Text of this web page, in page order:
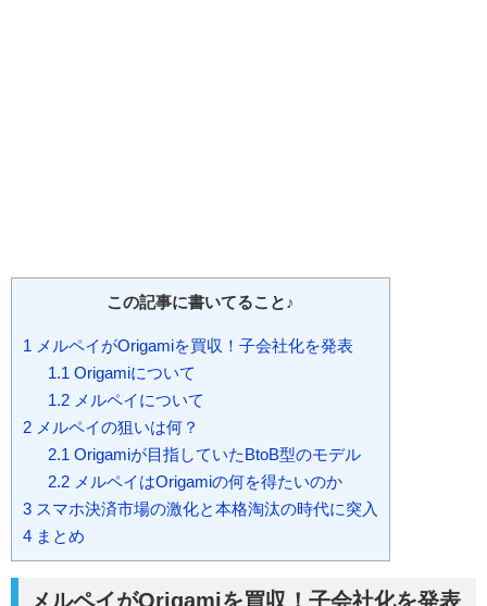
この記事に書いてること♪
1 メルペイがOrigamiを買収！子会社化を発表
1.1 Origamiについて
1.2メルペイについて
2 メルペイの狙いは何？
2.1 Origamiが目指していたBtoB型のモデル
2.2メルペイはOrigamiの何を得たいのか
3 スマホ決済市場の激化と本格淘汰の時代に突入
4 まとめ
メルペイがOrigamiを買収！子会社化を発表